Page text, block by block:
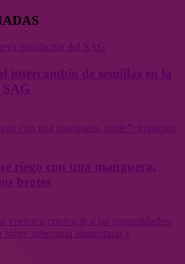
intercambio de semillas en la
riego con una manguera,
brotes